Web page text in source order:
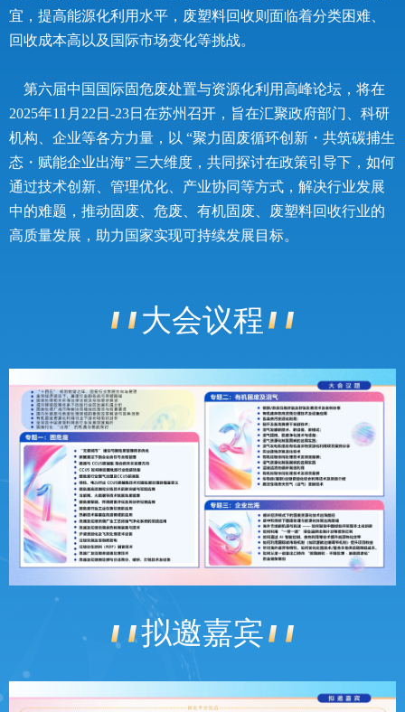
宜，提高能源化利用水平，废塑料回收则面临着分类困难、
回收成本高以及国际市场变化等挑战。
第六届中国国际固危废处置与资源化利用高峰论坛，将在
2025年11月22日-23日在苏州召开，旨在汇聚政府部门、科研
机构、企业等各方力量，以 “聚力固废循环创新・共筑碳捕生
态・赋能企业出海” 三大维度，共同探讨在政策引导下，如何
通过技术创新、管理优化、产业协同等方式，解决行业发展
中的难题，推动固废、危废、有机固废、废塑料回收行业的
高质量发展，助力国家实现可持续发展目标。
大会议程
拟邀嘉宾